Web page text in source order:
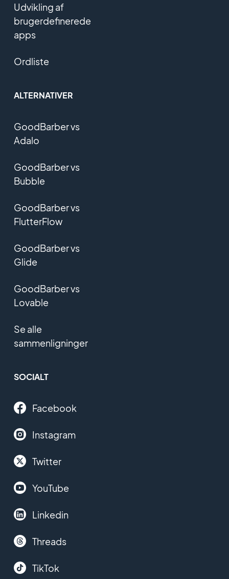
Udvikling af
brugerdefinerede
apps
Ordliste
ALTERNATIVER
GoodBarber vs
Adalo
GoodBarber vs
Bubble
GoodBarber vs
FlutterFlow
GoodBarber vs
Glide
GoodBarber vs
Lovable
Se alle
sammenligninger
SOCIALT
Facebook
Instagram
Twitter
YouTube
Linkedin
Threads
TikTok